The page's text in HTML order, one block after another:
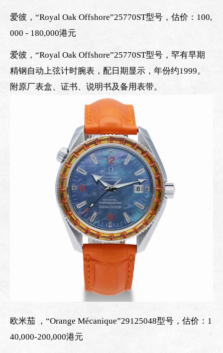
爱彼，“Royal Oak Offshore”25770ST型号，估价：100,
000 - 180,000港元
爱彼，“Royal Oak Offshore”25770ST型号，罕有早期
精钢自动上弦计时腕表，配日期显示，年份约1999。
附原厂表盒、证书、说明书及备用表带。
欧米茄 ，“Orange Mécanique”29125048型号，估价：1
40,000-200,000港元